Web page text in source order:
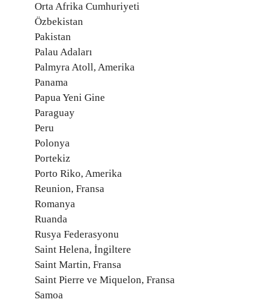
Orta Afrika Cumhuriyeti
Özbekistan
Pakistan
Palau Adaları
Palmyra Atoll, Amerika
Panama
Papua Yeni Gine
Paraguay
Peru
Polonya
Portekiz
Porto Riko, Amerika
Reunion, Fransa
Romanya
Ruanda
Rusya Federasyonu
Saint Helena, İngiltere
Saint Martin, Fransa
Saint Pierre ve Miquelon, Fransa
Samoa